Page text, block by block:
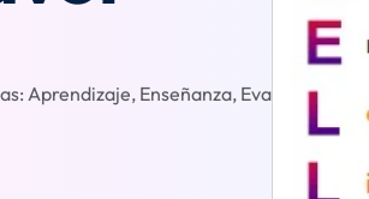
Aprendizaje, Enseñanza, Evaluación